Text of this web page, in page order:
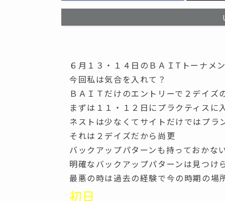
６月１３・１４日のＢＡＩTトーナメ
今回私は気合を入れて？
ＢＡＩＴだけのエントリーで２デイ
まずは１１・１２日にプラクティスに
ネストは少なくてサイトだけではプラ
それは２デイズだから尚更
バックアップパターンも持っておかな
明確なバックアップパターンは見つけ
最悪の時は過去の経験で今の時期の
初日